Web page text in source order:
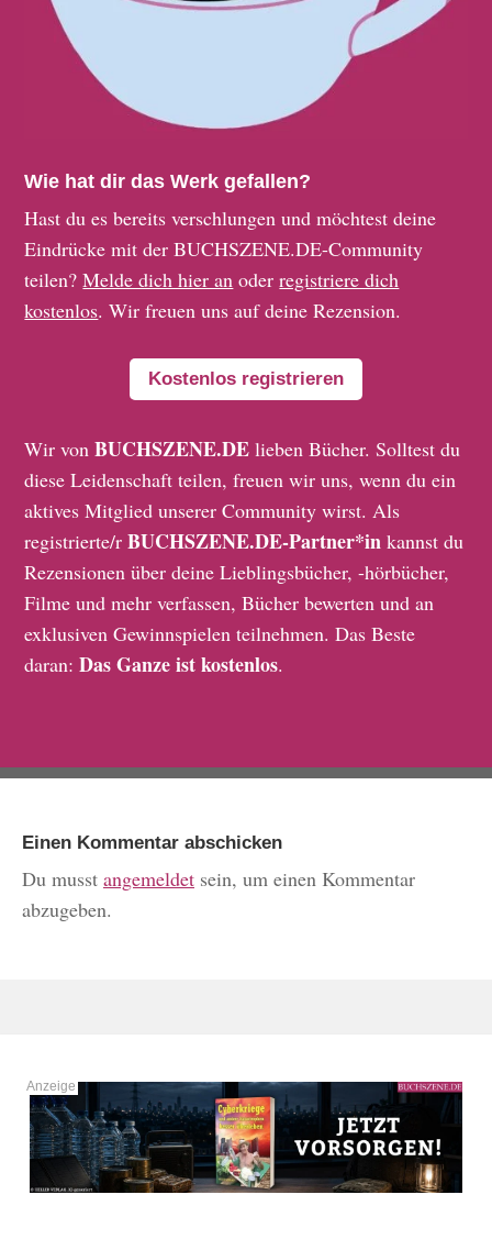
Wie hat dir das Werk gefallen?
Hast du es bereits verschlungen und möchtest deine
Eindrücke mit der BUCHSZENE.DE-Community
teilen?Melde dich hier an oderregistriere dich
kostenlos. Wir freuen uns auf deine Rezension.
Kostenlos registrieren
Wir vonBUCHSZENE.DE lieben Bücher. Solltest du
diese Leidenschaft teilen, freuen wir uns, wenn du ein
aktives Mitglied unserer Community wirst. Als
registrierte/rBUCHSZENE.DE-Partner*in kannst du
Rezensionen über deine Lieblingsbücher, -hörbücher,
Filme und mehr verfassen, Bücher bewerten und an
exklusiven Gewinnspielen teilnehmen. Das Beste
daran:Das Ganze ist kostenlos.
Einen Kommentar abschicken
Du musst angemeldet sein, um einen Kommentar
abzugeben.